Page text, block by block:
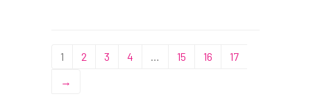
1 2 3 4 … 15 16
17
→